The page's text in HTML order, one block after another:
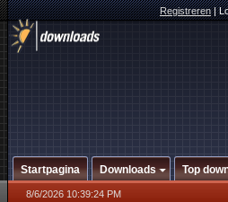
Registreren|
Startpagina Downloads Top
8/6/2026 10:39:24 PM